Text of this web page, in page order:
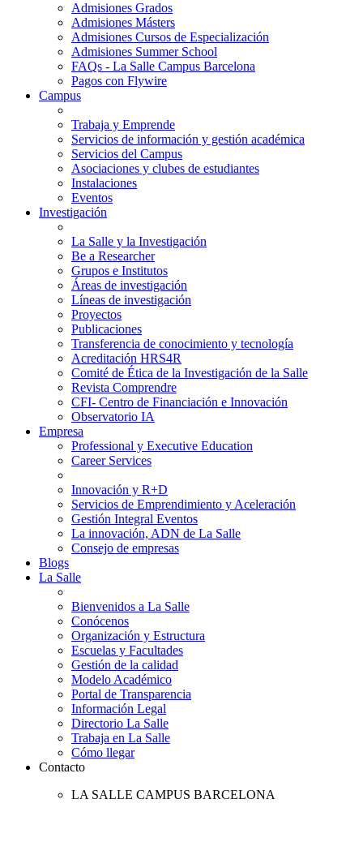
Admisiones Grados
Admisiones Másters
Admisiones Cursos de Especialización
Admisiones Summer School
FAQs - La Salle Campus Barcelona
Pagos con Flywire
Campus
Trabaja y Emprende
Servicios de información y gestión académica
Servicios del Campus
Asociaciones y clubes de estudiantes
Instalaciones
Eventos
Investigación
La Salle y la Investigación
Be a Researcher
Grupos e Institutos
Áreas de investigación
Líneas de investigación
Proyectos
Publicaciones
Transferencia de conocimiento y tecnología
Acreditación HRS4R
Comité de Ética de la Investigación de la Salle
Revista Comprendre
CFI- Centro de Financiación e Innovación
Observatorio IA
Empresa
Professional y Executive Education
Career Services
Innovación y R+D
Servicios de Emprendimiento y Aceleración
Gestión Integral Eventos
La innovación, ADN de La Salle
Consejo de empresas
Blogs
La Salle
Bienvenidos a La Salle
Conócenos
Organización y Estructura
Escuelas y Facultades
Gestión de la calidad
Modelo Académico
Portal de Transparencia
Información Legal
Directorio La Salle
Trabaja en La Salle
Cómo llegar
Contacto
LA SALLE CAMPUS BARCELONA